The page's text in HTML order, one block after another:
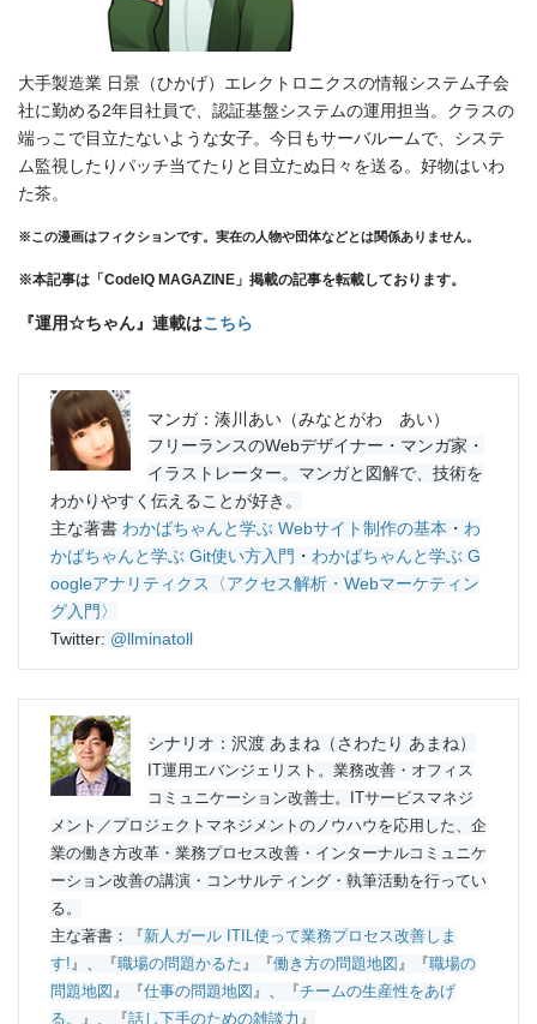
大手製造業 日景（ひかげ）エレクトロニクスの情報システム子会
社に勤める2年目社員で、認証基盤システムの運用担当。クラスの
端っこで目立たないような女子。今日もサーバルームで、システ
ム監視したりパッチ当てたりと目立たぬ日々を送る。好物はいわ
た茶。
※この漫画はフィクションです。実在の人物や団体などとは関係ありません。
※本記事は「CodeIQ MAGAZINE」掲載の記事を転載しております。
『運用☆ちゃん』連載はこちら
マンガ：湊川あい（みなとがわ あい）
フリーランスのWebデザイナー・マンガ家・
イラストレーター。マンガと図解で、技術を
わかりやすく伝えることが好き。
主な著書 わかばちゃんと学ぶ Webサイト制作の基本 ・ わ
かばちゃんと学ぶ Git使い方入門 ・ わかばちゃんと学ぶ G
oogleアナリティクス〈アクセス解析・Webマーケティン
グ入門〉
Twitter: @llminatoll
シナリオ：沢渡 あまね（さわたり あまね）
IT運用エバンジェリスト。業務改善・オフィス
コミュニケーション改善士。ITサービスマネジ
メント／プロジェクトマネジメントのノウハウを応用した、企
業の働き方改革・業務プロセス改善・インターナルコミュニケ
ーション改善の講演・コンサルティング・執筆活動を行ってい
る。
主な著書：『新人ガール ITIL使って業務プロセス改善しま
す! 』、『職場の問題かるた 』『働き方の問題地図 』『職場の
問題地図 』『仕事の問題地図 』、『チームの生産性をあげ
る。
』、『話し下手のための雑談力 』